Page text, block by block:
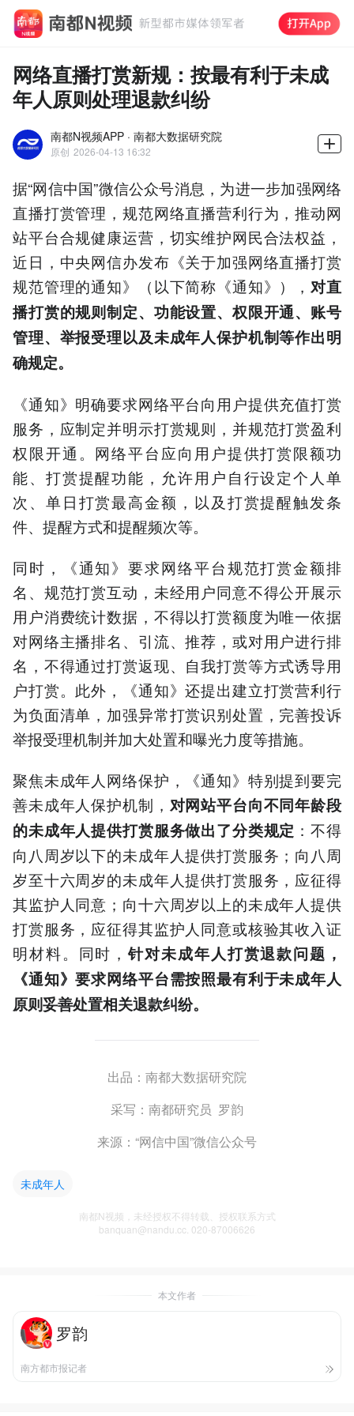
网络直播打赏新规：按最有利于未成
年人原则处理退款纠纷
南都N视频APP · 南都大数据研究院
原创 2026-04-13 16:32
据“网信中国”微信公众号消息，为进一步加强网络
直播打赏管理，规范网络直播营利行为，推动网
站平台合规健康运营，切实维护网民合法权益，
近日，中央网信办发布《关于加强网络直播打赏
规范管理的通知》（以下简称《通知》）， 对直
播打赏的规则制定、功能设置、权限开通、账号
管理、举报受理以及未成年人保护机制等作出明
确规定。
《通知》明确要求网络平台向用户提供充值打赏
服务，应制定并明示打赏规则，并规范打赏盈利
权限开通。网络平台应向用户提供打赏限额功
能、打赏提醒功能，允许用户自行设定个人单
次、单日打赏最高金额，以及打赏提醒触发条
件、提醒方式和提醒频次等。
同时，《通知》要求网络平台规范打赏金额排
名、规范打赏互动，未经用户同意不得公开展示
用户消费统计数据，不得以打赏额度为唯一依据
对网络主播排名、引流、推荐，或对用户进行排
名，不得通过打赏返现、自我打赏等方式诱导用
户打赏。此外，《通知》还提出建立打赏营利行
为负面清单，加强异常打赏识别处置，完善投诉
举报受理机制并加大处置和曝光力度等措施。
聚焦未成年人网络保护，《通知》特别提到要完
善未成年人保护机制， 对网站平台向不同年龄段
的未成年人提供打赏服务做出了分类规定 ：不得
向八周岁以下的未成年人提供打赏服务；向八周
岁至十六周岁的未成年人提供打赏服务，应征得
其监护人同意；向十六周岁以上的未成年人提供
打赏服务，应征得其监护人同意或核验其收入证
明材料。同时，针对未成年人打赏退款问题，
《通知》要求网络平台需按照最有利于未成年人
原则妥善处置相关退款纠纷。
出品：南都大数据研究院
采写：南都研究员 罗韵
来源：“网信中国”微信公众号
未成年人
南都N视频，未经授权不得转载、授权联系方式
banquan@nandu.cc. 020-87006626
本文作者
罗韵
南方都市报记者